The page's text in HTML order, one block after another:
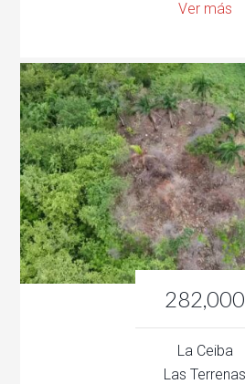
Ver más
282,000
La Ceiba
Las Terrenas